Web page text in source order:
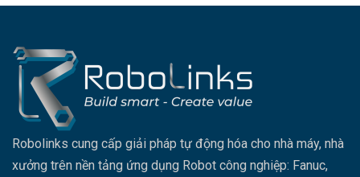
Robolinks cung cấp giải pháp tự động hóa cho nhà máy, nhà
xưởng trên nền tảng ứng dụng Robot công nghiệp: Fanuc,